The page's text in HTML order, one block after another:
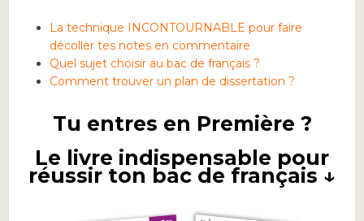
La technique INCONTOURNABLE pour faire
décoller tes notes en commentaire
Quel sujet choisir au bac de français ?
Comment trouver un plan de dissertation ?
Tu entres en Première ?
Le livre indispensable pour
réussir ton bac de français ↓